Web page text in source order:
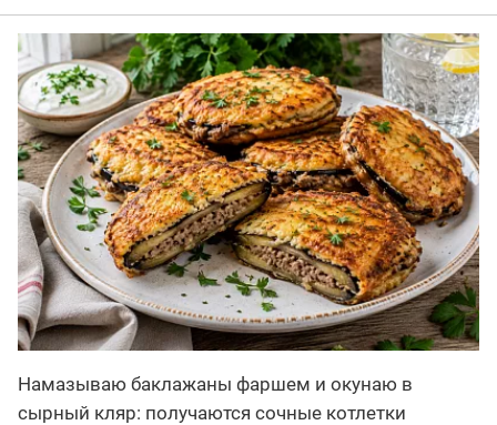
Намазываю баклажаны фаршем и окунаю в
сырный кляр: получаются сочные котлетки